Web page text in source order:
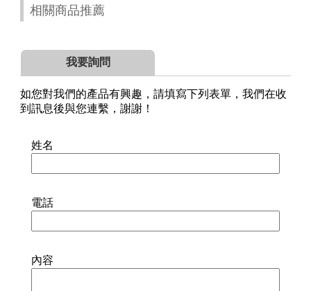
相關商品推薦
我要詢問
如您對我們的產品有興趣，請填寫下列表單，我們在收
到訊息後與您連繫，謝謝！
姓名
電話
內容